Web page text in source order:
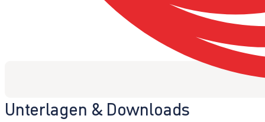
Unterlagen & Downloads